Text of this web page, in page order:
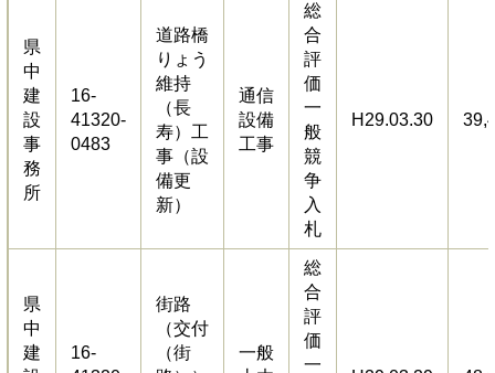
県
中
建
設
事
務
所
16-
41320-
0483
道路橋
りょう
維持
（長
寿）工
事（設
備更
新）
通信
設備
工事
総
合
評
価
一
般
競
争
入
札
H29.03.30
県
中
建
16-
街路
（交付
（街
一般
総
合
評
価
一